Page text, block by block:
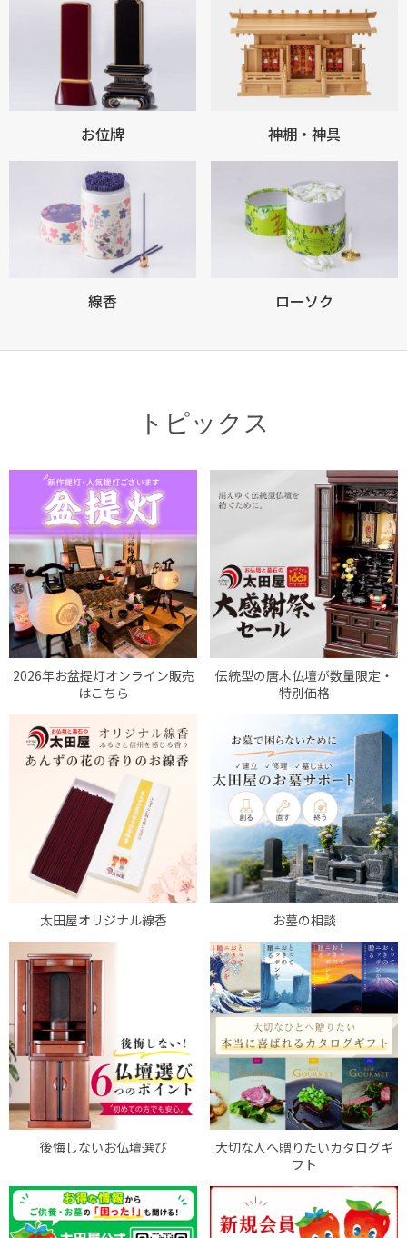
お買い物を続ける カートへ進む
お位牌 神棚・神具
線香 ローソク
トピックス
2026年お盆提灯オンライン販売
はこちら
伝統型の唐木仏壇が数量限定・
特別価格
太田屋オリジナル線香 お墓の相談
後悔しないお仏壇選び
大切な人へ贈りたいカタログギ
フト